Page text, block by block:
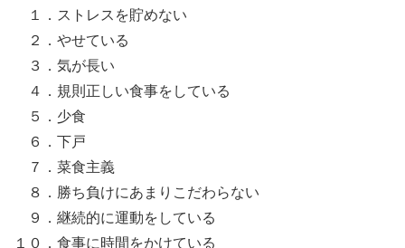
１．ストレスを貯めない
２．やせている
３．気が長い
４．規則正しい食事をしている
５．少食
６．下戸
７．菜食主義
８．勝ち負けにあまりこだわらない
９．継続的に運動をしている
１０．食事に時間をかけている